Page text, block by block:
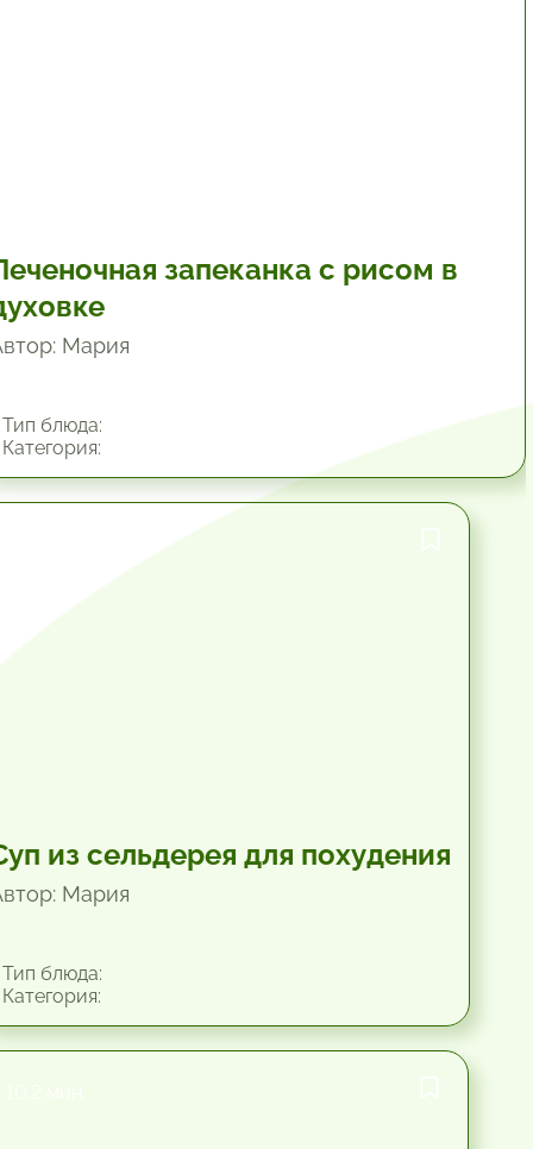
запеканка с рисом в
Мария
блюда:
из сельдерея для похудения
Мария
блюда: